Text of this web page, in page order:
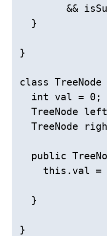
&&
  }
}
class
  int val = 0;
TreeNode
TreeNode
public
this.val =
  }
}